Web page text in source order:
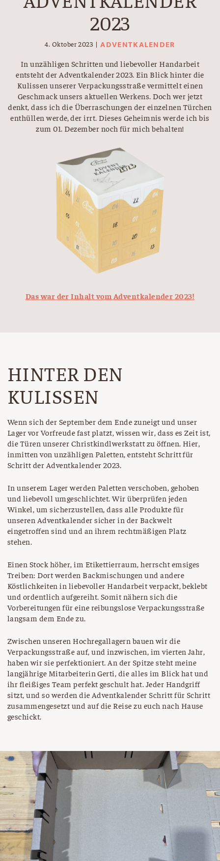
2023
4. Oktober 2023 ADVENTKALENDER
In unzähligen Schritten und liebevoller Handarbeit
entsteht der Adventkalender 2023. Ein Blick hinter die
Kulissen unserer Verpackungsstraße vermittelt einen
Geschmack unsers aktuellen Werkens. Doch wer jetzt
denkt, dass ich die Überraschungen der einzelnen Türchen
enthüllen werde, der irrt. Dieses Geheimnis werde ich bis
zum 01. Dezember noch für mich behalten!
Das war der Inhalt vom Adventkalender 2023!
HINTER DEN
KULISSEN
Wenn sich der September dem Ende zuneigt und unser
Lager vor Vorfreude fast platzt, wissen wir, dass es Zeit ist,
die Türen unserer Christkindlwerkstatt zu öffnen. Hier,
inmitten von unzähligen Paletten, entsteht Schritt für
Schritt der Adventkalender 2023.
In unserem Lager werden Paletten verschoben, gehoben
und liebevoll umgeschlichtet. Wir überprüfen jeden
Winkel, um sicherzustellen, dass alle Produkte für
unseren Adventkalender sicher in der Backwelt
eingetroffen sind und an ihrem rechtmäßigen Platz
stehen.
Einen Stock höher, im Etikettierraum, herrscht emsiges
Treiben: Dort werden Backmischungen und andere
Köstlichkeiten in liebevoller Handarbeit verpackt, beklebt
und ordentlich aufgereiht. Somit nähern sich die
Vorbereitungen für eine reibungslose Verpackungsstraße
langsam dem Ende zu.
Zwischen unseren Hochregallagern bauen wir die
Verpackungsstraße auf, und inzwischen, im vierten Jahr,
haben wir sie perfektioniert. An der Spitze steht meine
langjährige Mitarbeiterin Gerti, die alles im Blick hat und
ihr fleißiges Team perfekt geschult hat. Jeder Handgriff
sitzt, und so werden die Adventkalender Schritt für Schritt
zusammengesetzt und auf die Reise zu euch nach Hause
geschickt.